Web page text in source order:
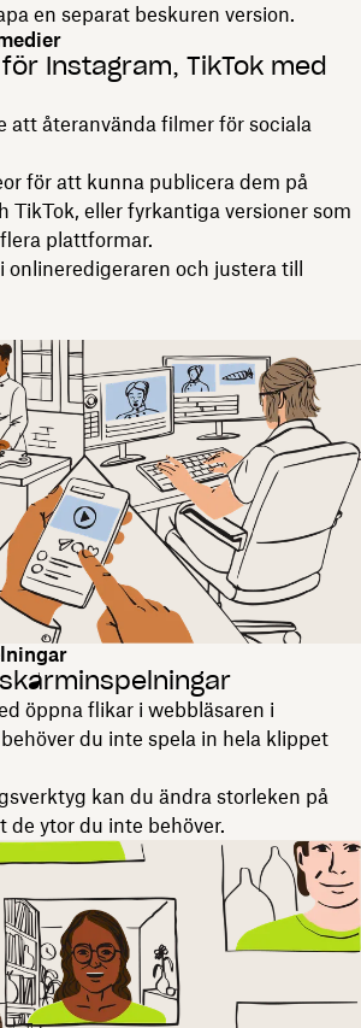
en separat beskuren version.
Instagram, TikTok med
att återanvända filmer för sociala
för att kunna publicera dem på
TikTok, eller fyrkantiga versioner som
plattformar.
onlineredigeraren och justera till
öppna flikar i webbläsaren i
du inte spela in hela klippet
kan du ändra storleken på
de ytor du inte behöver.